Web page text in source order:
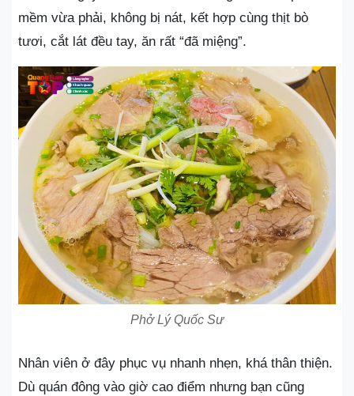
mềm vừa phải, không bị nát, kết hợp cùng thịt bò
tươi, cắt lát đều tay, ăn rất “đã miệng”.
Phở Lý Quốc Sư
Nhân viên ở đây phục vụ nhanh nhẹn, khá thân thiện.
Dù quán đông vào giờ cao điểm nhưng bạn cũng